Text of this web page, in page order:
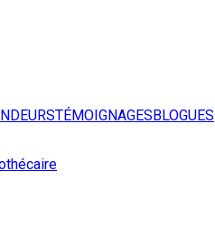
TÉMOIGNAGESBLOGUES